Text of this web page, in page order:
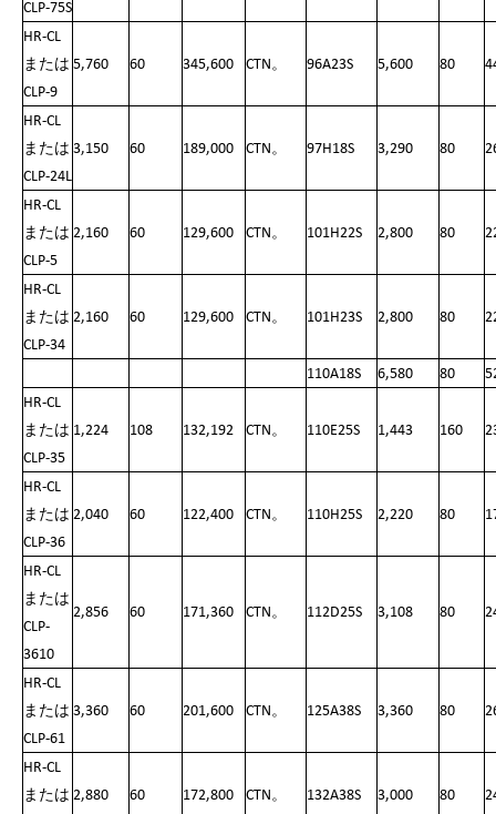
CLP-75S
HR-CL
または
CLP-9
5,760 60 345,600 CTN。 96A23S 5,600 80
HR-CL
または
CLP-24L
3,150 60 189,000 CTN。 97H18S 3,290 80
HR-CL
または
CLP-5
2,160 60 129,600 CTN。 101H22S 2,800 80
HR-CL
または
CLP-34
2,160 60 129,600 CTN。 101H23S 2,800 80
110A18S 6,580 80
HR-CL
または
CLP-35
1,224 108 132,192 CTN。 110E25S 1,443 160
HR-CL
または
CLP-36
2,040 60 122,400 CTN。 110H25S 2,220 80
HR-CL
または
CLP-
3610
2,856 60 171,360 CTN。 112D25S 3,108 80
HR-CL
または
CLP-61
3,360 60 201,600 CTN。 125A38S 3,360 80
HR-CL
または 2,880 60 172,800 CTN。 132A38S 3,000 80